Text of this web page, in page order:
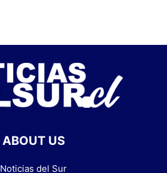
ABOUT US
Noticias del Sur